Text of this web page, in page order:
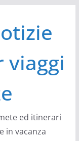
viaggi
ed itinerari
in vacanza